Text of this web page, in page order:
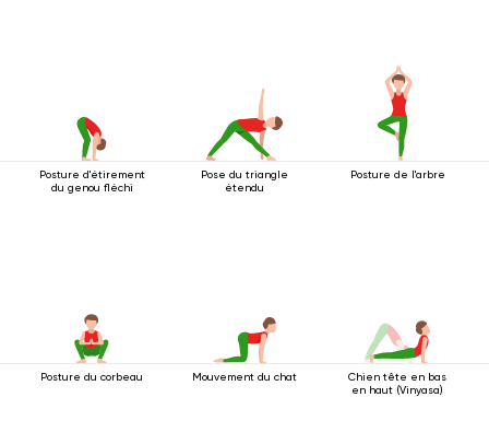
Posture d'étirement
du genou fléchi
Pose du triangle
étendu
Posture de l'arbre
Posture du corbeau Mouvement du chat
Chien tête en bas
en haut (Vinyasa)